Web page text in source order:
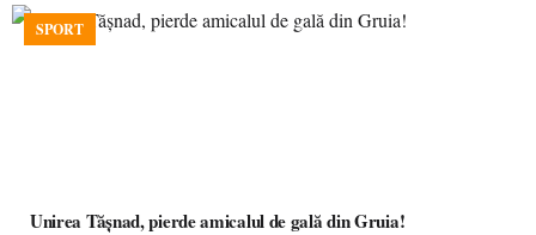
SPORT
Unirea Tășnad, pierde amicalul de gală din Gruia!